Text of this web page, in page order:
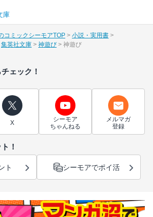
庫
コミックシーモアTOP
小説・実用書
集英社文庫 神遊び 神遊び
ェック！
X
シーモア
ちゃんねる
メルマガ
登録
！
ト シーモアでポイ活